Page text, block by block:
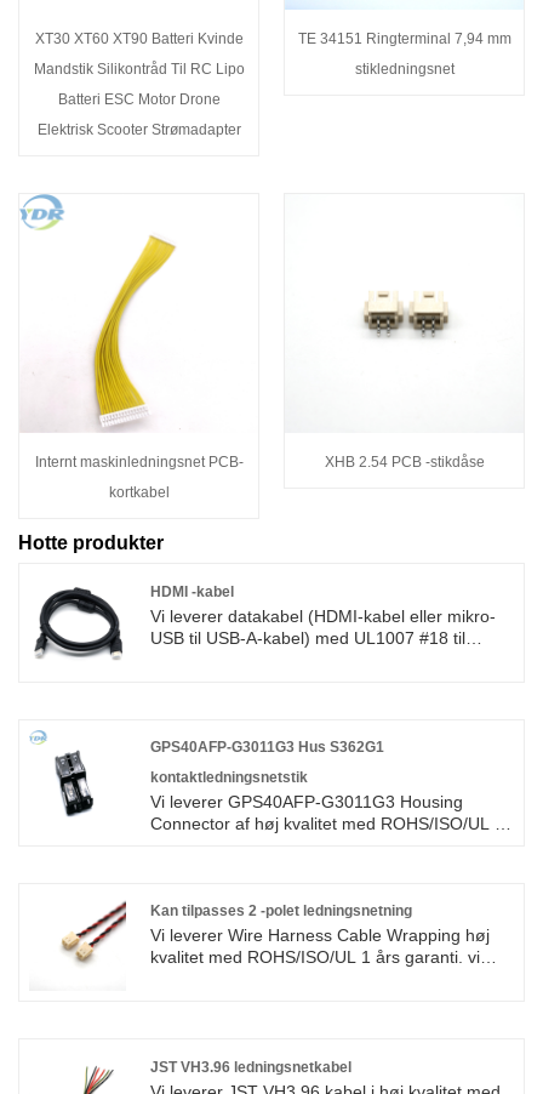
XT30 XT60 XT90 Batteri Kvinde
Mandstik Silikontråd Til RC Lipo
Batteri ESC Motor Drone
Elektrisk Scooter Strømadapter
TE 34151 Ringterminal 7,94 mm
stikledningsnet
Internt maskinledningsnet PCB-
kortkabel
XHB 2.54 PCB -stikdåse
Hotte produkter
HDMI -kabel
Vi leverer datakabel (HDMI-kabel eller mikro-
USB til USB-A-kabel) med UL1007 #18 til
og Amerika. Vi forventer at blive din
langsigtede partner i Kina.
GPS40AFP-G3011G3 Hus S362G1
kontaktledningsnetstik
Vi leverer GPS40AFP-G3011G3 Housing
Connector af høj kvalitet med ROHS/ISO/UL 1
amerikanske marked. Vi forventer at blive din
langsigtede partner i Kina.
Kan tilpasses 2 -polet ledningsnetning
Vi leverer Wire Harness Cable Wrapping høj
kvalitet med ROHS/ISO/UL 1 års garanti. vi
JST VH3.96 ledningsnetkabel